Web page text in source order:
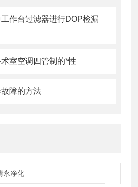
作台过滤器进行DOP检漏
室空调四管制的*性
障的方法
永净化